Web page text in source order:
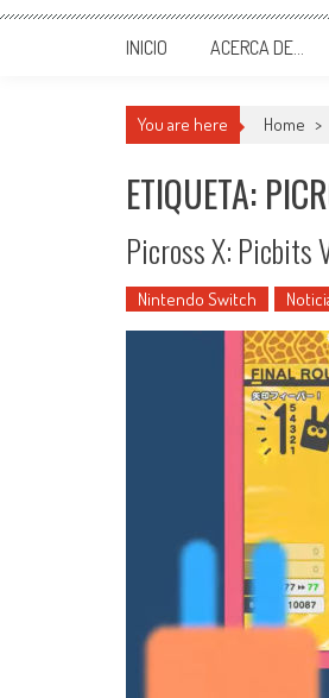
INICIO ACERCA DE…
You are here Home >
ETIQUETA:
Picross X: Picbits
Nintendo Switch